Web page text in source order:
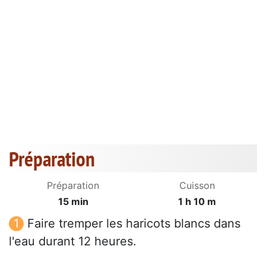
Préparation
Préparation
15 min
Cuisson
1 h 10 m
Faire tremper les haricots blancs dans
l'eau durant 12 heures.